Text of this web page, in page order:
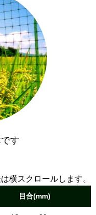
す
横スクロールします。
目合(mm)